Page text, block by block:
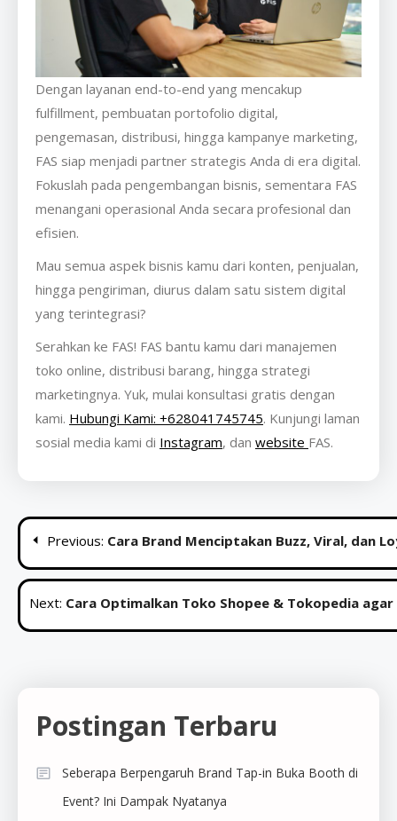
Dengan layanan end-to-end yang mencakup
fulfillment, pembuatan portofolio digital,
pengemasan, distribusi, hingga kampanye marketing,
FAS siap menjadi partner strategis Anda di era digital.
Fokuslah pada pengembangan bisnis, sementara FAS
menangani operasional Anda secara profesional dan
efisien.
Mau semua aspek bisnis kamu dari konten, penjualan,
hingga pengiriman, diurus dalam satu sistem digital
yang terintegrasi?
Serahkan ke FAS! FAS bantu kamu dari manajemen
toko online, distribusi barang, hingga strategi
marketingnya. Yuk, mulai konsultasi gratis dengan
kami. Hubungi Kami: +628041745745. Kunjungi laman
sosial media kami di Instagram, dan website FAS.
Post
navigation
Previous: Cara Brand Menciptakan Buzz, Viral, dan
Next: Cara Optimalkan Toko Shopee & Tokopedia agar
Postingan Terbaru
Seberapa Berpengaruh Brand Tap-in Buka Booth di
Event? Ini Dampak Nyatanya